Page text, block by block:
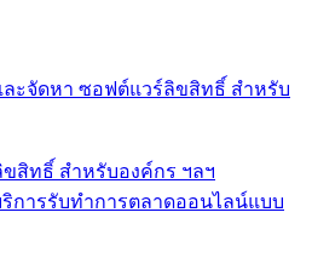
สิทธิ์ สำหรับองค์กร ฯลฯ